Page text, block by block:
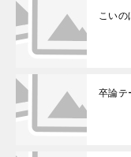
こいの
卒論テ